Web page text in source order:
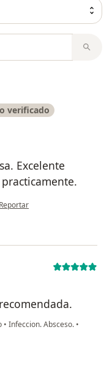
verificado
Excelente
en opinión del usuario paciente
Reportar
• Infeccion. Absceso. •